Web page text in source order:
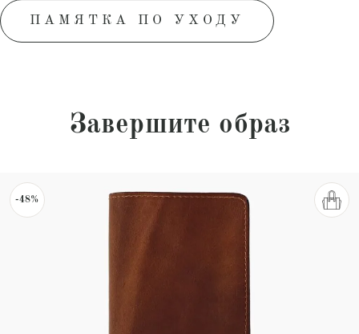
ПАМЯТКА ПО УХОДУ
Завершите образ
-48%